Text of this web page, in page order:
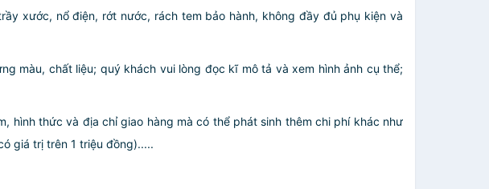
xước, nổ điện, rớt nước, rách tem bảo hành, không đầy đủ phụ kiện và
màu, chất liệu; quý khách vui lòng đọc kĩ mô tả và xem hình ảnh cụ thể;
hình thức và địa chỉ giao hàng mà có thể phát sinh thêm chi phí khác như
giá trị trên 1 triệu đồng).....